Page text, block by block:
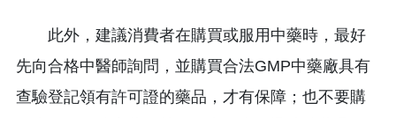
此外，建議消費者在購買或服用中藥時，最好
先向合格中醫師詢問，並購買合法GMP中藥廠具有
查驗登記領有許可證的藥品，才有保障；也不要購